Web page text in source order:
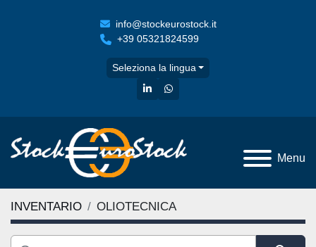
info@stockeurostock.it
+39 05321824599
Seleziona la lingua
linkedinwhatsapp
Menu
INVENTARIO OLIOTECNICA